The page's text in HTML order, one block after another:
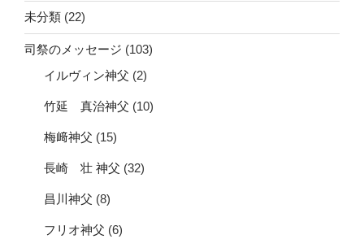
未分類 (22)
司祭のメッセージ (103)
イルヴィン神父 (2)
竹延 真治神父 (10)
梅﨑神父 (15)
長崎 壮 神父 (32)
昌川神父 (8)
フリオ神父 (6)